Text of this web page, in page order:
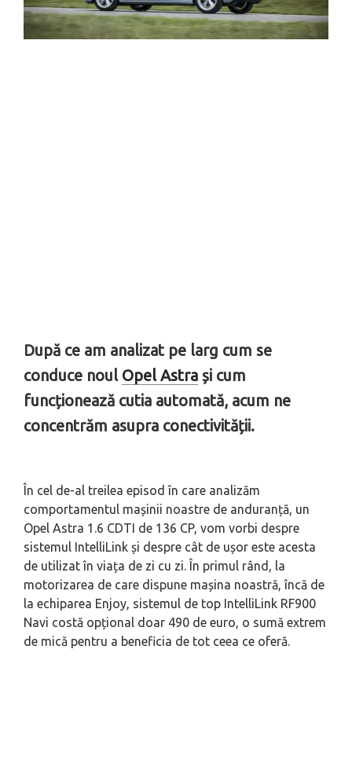
După ce am analizat pe larg cum se
conduce noul Opel Astra și cum
funcționează cutia automată, acum ne
concentrăm asupra conectivității.
În cel de-al treilea episod în care analizăm
comportamentul mașinii noastre de anduranță, un
Opel Astra 1.6 CDTI de 136 CP, vom vorbi despre
sistemul IntelliLink și despre cât de ușor este acesta
de utilizat în viața de zi cu zi. În primul rând, la
motorizarea de care dispune mașina noastră, încă de
la echiparea Enjoy, sistemul de top IntelliLink RF900
Navi costă opțional doar 490 de euro, o sumă extrem
de mică pentru a beneficia de tot ceea ce oferă.